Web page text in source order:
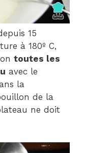
15
à 180º C,
toutes les
avec le
la
de la
ne doit